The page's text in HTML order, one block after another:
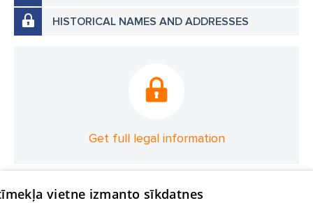
HISTORICAL NAMES AND ADDRESSES
Get full legal information
vietne izmanto sīkdatnes